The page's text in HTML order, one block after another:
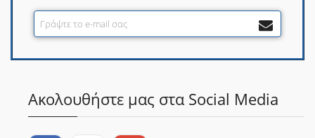
Ακολουθήστε μας στα Social Media